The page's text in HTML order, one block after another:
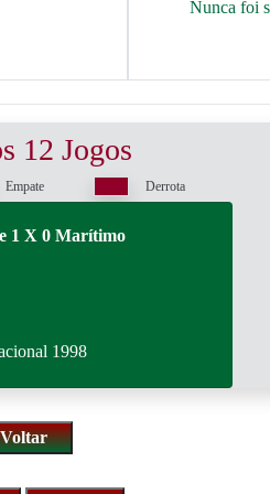
Nunca foi
12 Jogos
Empate Derrota
1 X 0 Marítimo
1998